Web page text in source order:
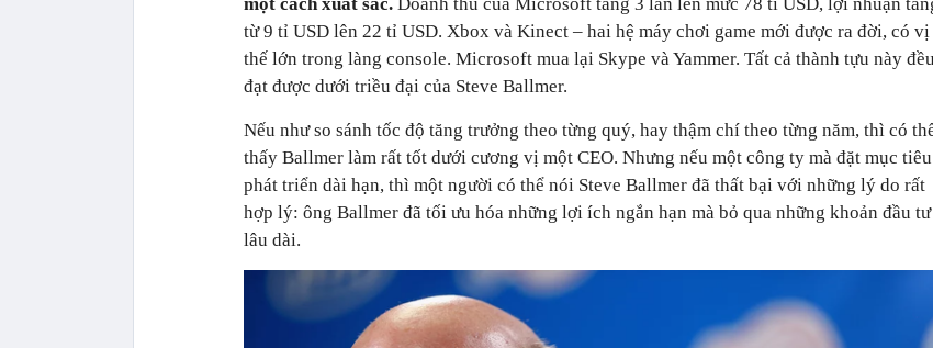
từ 9 tỉ USD lên 22 tỉ USD. Xbox và Kinect – hai hệ máy chơi game mới được ra đời, có vị
thế lớn trong làng console. Microsoft mua lại Skype và Yammer. Tất cả thành tựu này đều
đạt được dưới triều đại của Steve Ballmer.
Nếu như so sánh tốc độ tăng trưởng theo từng quý, hay thậm chí theo từng năm, thì có
thấy Ballmer làm rất tốt dưới cương vị một CEO. Nhưng nếu một công ty mà đặt mục tiêu
phát triển dài hạn, thì một người có thể nói Steve Ballmer đã thất bại với những lý do rất
hợp lý: ông Ballmer đã tối ưu hóa những lợi ích ngắn hạn mà bỏ qua những khoản đầu tư
lâu dài.